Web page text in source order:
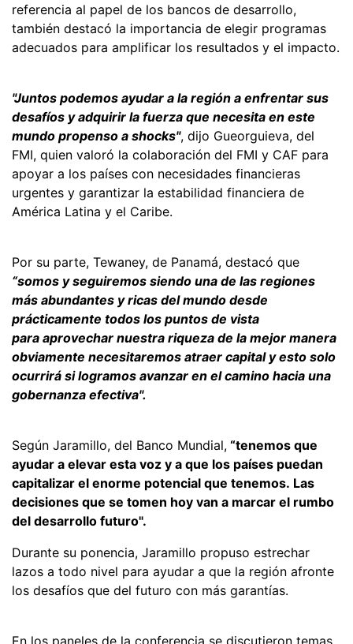
referencia al papel de los bancos de desarrollo,
también destacó la importancia de elegir programas
adecuados para amplificar los resultados y el impacto.
"Juntos podemos ayudar a la región a enfrentar sus
desafíos y adquirir la fuerza que necesita en este
mundo propenso a shocks", dijo Gueorguieva, del
FMI, quien valoró la colaboración del FMI y CAF para
apoyar a los países con necesidades financieras
urgentes y garantizar la estabilidad financiera de
América Latina y el Caribe.
Por su parte, Tewaney, de Panamá, destacó que
“somos y seguiremos siendo una de las regiones
más abundantes y ricas del mundo desde
prácticamente todos los puntos de vista
para aprovechar nuestra riqueza de la mejor manera
obviamente necesitaremos atraer capital y esto solo
ocurrirá si logramos avanzar en el camino hacia una
gobernanza efectiva".
Según Jaramillo, del Banco Mundial, “tenemos que
ayudar a elevar esta voz y a que los países puedan
capitalizar el enorme potencial que tenemos. Las
decisiones que se tomen hoy van a marcar el rumbo
del desarrollo futuro".
Durante su ponencia, Jaramillo propuso estrechar
lazos a todo nivel para ayudar a que la región afronte
los desafíos que del futuro con más garantías.
En los paneles de la conferencia se discutieron temas